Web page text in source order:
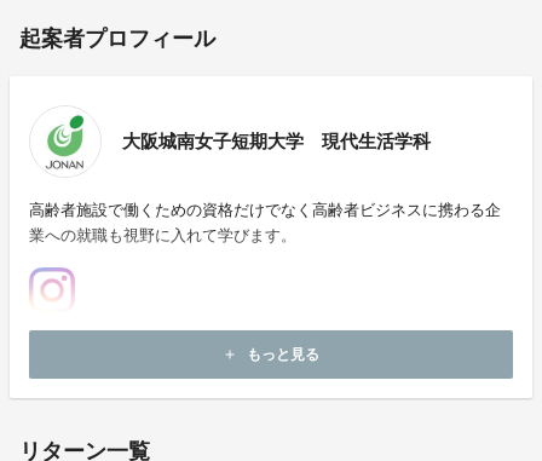
起案者プロフィール
大阪城南女子短期大学 現代生活学科
高齢者施設で働くための資格だけでなく高齢者ビジネスに携わる企
業への就職も視野に入れて学びます。
add もっと見る
リターン一覧